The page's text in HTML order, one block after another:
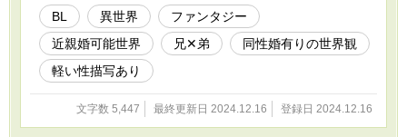
BL 異世界
ファンタジー
近親婚可能世界
兄✕弟
同性婚有りの世界観
軽い性描写あり
文字数 5,447 最終更新日 2024.12.16 登録日 2024.12.16